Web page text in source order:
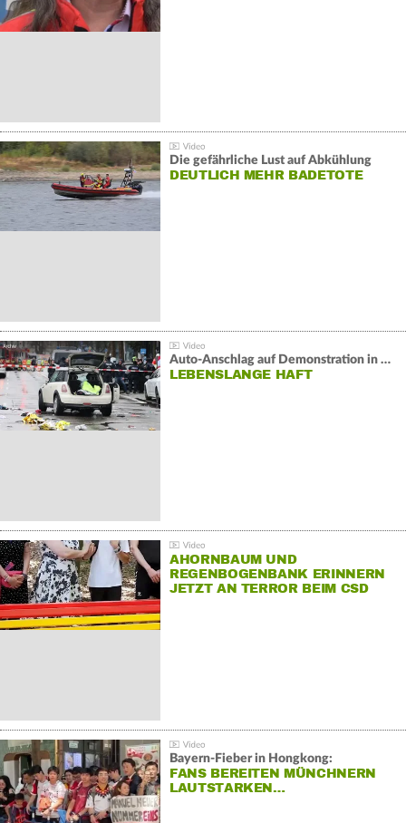
Die gefährliche Lust auf Abkühlung
DEUTLICH MEHR BADETOTE
Auto-Anschlag auf Demonstration in München:
LEBENSLANGE HAFT
AHORNBAUM UND
REGENBOGENBANK ERINNERN
JETZT AN TERROR BEIM CSD
Bayern-Fieber in Hongkong:
FANS BEREITEN MÜNCHNERN
LAUTSTARKEN…